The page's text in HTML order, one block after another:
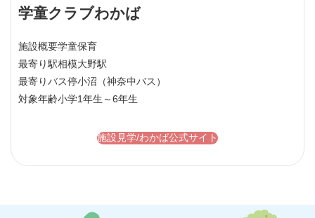
学童クラブわかば
施設概要学童保育
最寄り駅相模大野駅
最寄りバス停小沼（神奈中バス）
対象年齢小学1年生～6年生
施設見学/わかば公式サイト